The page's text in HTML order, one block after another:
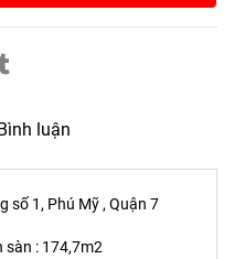
luận
số 1, Phú Mỹ , Quận 7
sàn : 174,7m2